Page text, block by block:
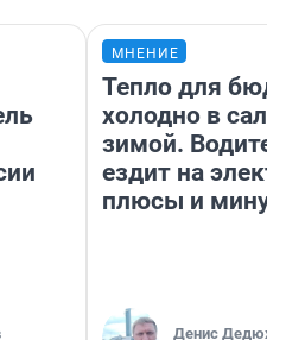
МНЕНИЕ
Тепло для
холодно в
зимой.
ездит на
плюсы и
Денис